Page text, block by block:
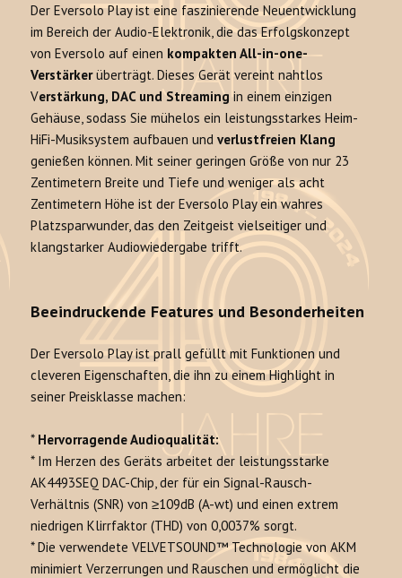
Der Eversolo Play ist eine faszinierende Neuentwicklung
im Bereich der Audio-Elektronik, die das Erfolgskonzept
von Eversolo auf einen kompakten All-in-one-
Verstärkerüberträgt. Dieses Gerät vereint nahtlos
Verstärkung, DAC und Streamingin einem einzigen
Gehäuse, sodass Sie mühelos ein leistungsstarkes Heim-
HiFi-Musiksystem aufbauen undverlustfreien Klang
genießen können. Mit seiner geringen Größe von nur 23
Zentimetern Breite und Tiefe und weniger als acht
Zentimetern Höhe ist der Eversolo Play ein wahres
Platzsparwunder, das den Zeitgeist vielseitiger und
klangstarker Audiowiedergabe trifft.
Beeindruckende Features und Besonderheiten
Der Eversolo Play ist prall gefüllt mit Funktionen und
cleveren Eigenschaften, die ihn zu einem Highlight in
seiner Preisklasse machen:
* Hervorragende Audioqualität:
* Im Herzen des Geräts arbeitet der leistungsstarke
AK4493SEQ DAC-Chip, der für ein Signal-Rausch-
Verhältnis (SNR) von ≥109dB (A-wt) und einen extrem
niedrigen Klirrfaktor (THD) von 0,0037% sorgt.
* Die verwendete VELVETSOUND™ Technologie von AKM
minimiert Verzerrungen und Rauschen und ermöglicht die